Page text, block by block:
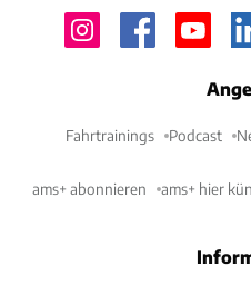
Fahrtrainings Podcast
ams+ abonnieren ams+ hier